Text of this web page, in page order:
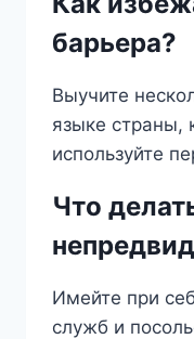
барьера?
Выучите
языке страны,
используйте
Что
Имейте при
служб и